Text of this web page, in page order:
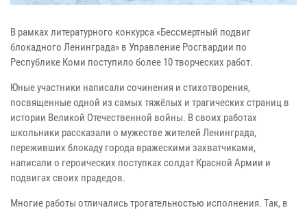
В рамках литературного конкурса «Бессмертный подвиг
блокадного Ленинграда» в Управление Росгвардии по
Республике Коми поступило более 10 творческих работ.
Юные участники написали сочинения и стихотворения,
посвященные одной из самых тяжёлых и трагических страниц в
истории Великой Отечественной войны. В своих работах
школьники рассказали о мужестве жителей Ленинграда,
переживших блокаду города вражескими захватчиками,
написали о героических поступках солдат Красной Армии и
подвигах своих прадедов.
Многие работы отличались трогательностью исполнения. Так, в